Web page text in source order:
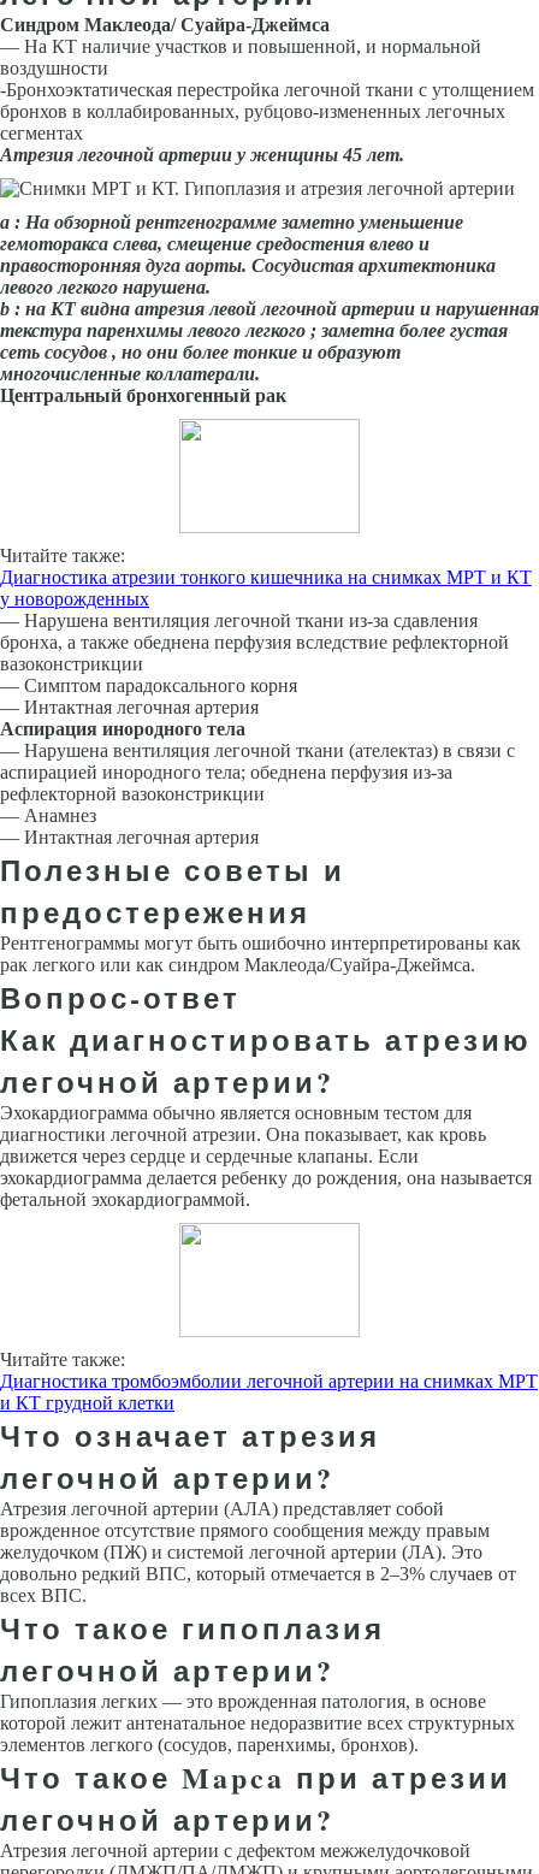
Синдром Маклеода/ Суайра-Джеймса
— На КТ наличие участков и повышенной, и нор­мальной
воздушности
-Бронхоэктатическая перестройка легочной тка­ни с утолщением
бронхов в коллабированных, рубцово-измененных легочных
сегментах
Атрезия легочной артерии у женщины 45 лет.
а : На обзорной рентгенограмме заметно уменьшение
гемоторакса слева, смещение средостения влево и
правосторонняя дуга аорты. Сосудистая архитектоника
левого легкого нарушена.
b : на КТ видна атрезия левой легочной артерии и нарушенная
текстура паренхимы левого легкого ; заметна более густая
сеть сосудов , но они более тонкие и образуют
многочисленные коллатерали.
Центральный бронхогенный рак
Читайте также:
Диагностика атрезии тонкого кишечника на снимках МРТ и КТ
у новорожденных
— Нарушена вентиляция легочной ткани из-за сдавления
бронха, а также обеднена перфузия вследствие рефлекторной
вазоконстрикции
— Симптом парадоксального корня
— Интактная легочная артерия
Аспирация инородного тела
— Нарушена вентиляция легочной ткани (ате­лектаз) в связи с
аспирацией инородного тела; обеднена перфузия из-за
рефлекторной вазокон­стрикции
— Анамнез
— Интактная легочная артерия
Полезные советы и
предостережения
Рентгенограммы могут быть ошибочно интерпретированы как
рак легкого или как синдром Маклеода/Суайра-Джеймса.
Вопрос-ответ
Как диагностировать атрезию
легочной артерии?
Эхокардиограмма обычно является основным тестом для
диагностики легочной атрезии. Она показывает, как кровь
движется через сердце и сердечные клапаны. Если
эхокардиограмма делается ребенку до рождения, она называется
фетальной эхокардиограммой.
Читайте также:
Диагностика тромбоэмболии легочной артерии на снимках МРТ
и КТ грудной клетки
Что означает атрезия
легочной артерии?
Атрезия легочной артерии (АЛА) представляет собой
врожденное отсутствие прямого сообщения между правым
желудочком (ПЖ) и системой легочной артерии (ЛА). Это
довольно редкий ВПС, который отмечается в 2–3% случаев от
всех ВПС.
Что такое гипоплазия
легочной артерии?
Гипоплазия легких — это врожденная патология, в основе
которой лежит антенатальное недоразвитие всех структурных
элементов легкого (сосудов, паренхимы, бронхов).
Что такое Mapca при атрезии
легочной артерии?
Атрезия легочной артерии с дефектом межжелудочковой